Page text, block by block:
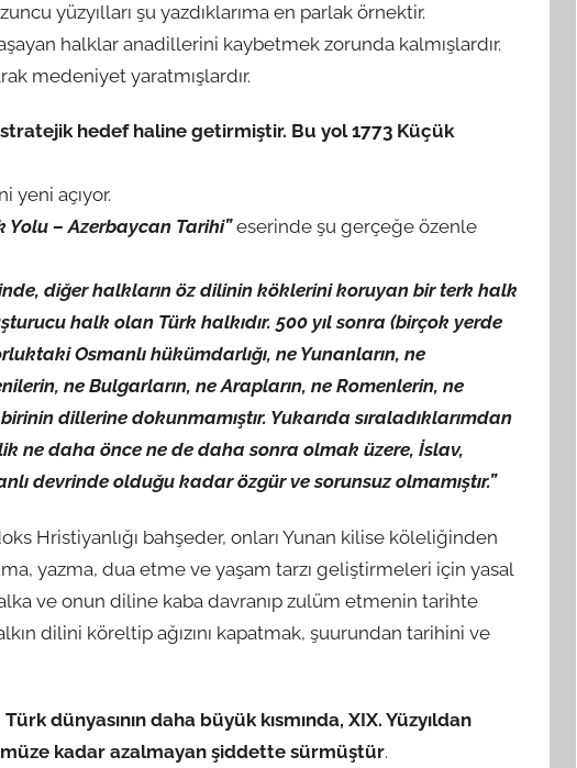
yüzyılları şu yazdıklarıma en parlak örnektir.
halklar anadillerini kaybetmek zorunda kalmışlardır.
medeniyet yaratmışlardır.
hedef haline getirmiştir. Bu yol 1773 Küçük
yeni açıyor.
Yolu – Azerbaycan Tarihi”eserinde şu gerçeğe özenle
diğer halkların öz dilinin köklerini koruyan bir terk halk
halk olan Türk halkıdır. 500 yıl sonra (birçok yerde
Osmanlı hükümdarlığı, ne Yunanların, ne
ne Bulgarların, ne Arapların, ne Romenlerin, ne
dillerine dokunmamıştır. Yukarıda sıraladıklarımdan
ne daha önce ne de daha sonra olmak üzere, İslav,
devrinde olduğu kadar özgür ve sorunsuz olmamıştır.”
Hristiyanlığı bahşeder, onları Yunan kilise köleliğinden
yazma, dua etme ve yaşam tarzı geliştirmeleri için yasal
ve onun diline kaba davranıp zulüm etmenin tarihte
dilini köreltip ağızını kapatmak, şuurundan tarihini ve
dünyasının daha büyük kısmında, XIX. Yüzyıldan
kadar azalmayan şiddette sürmüştür.